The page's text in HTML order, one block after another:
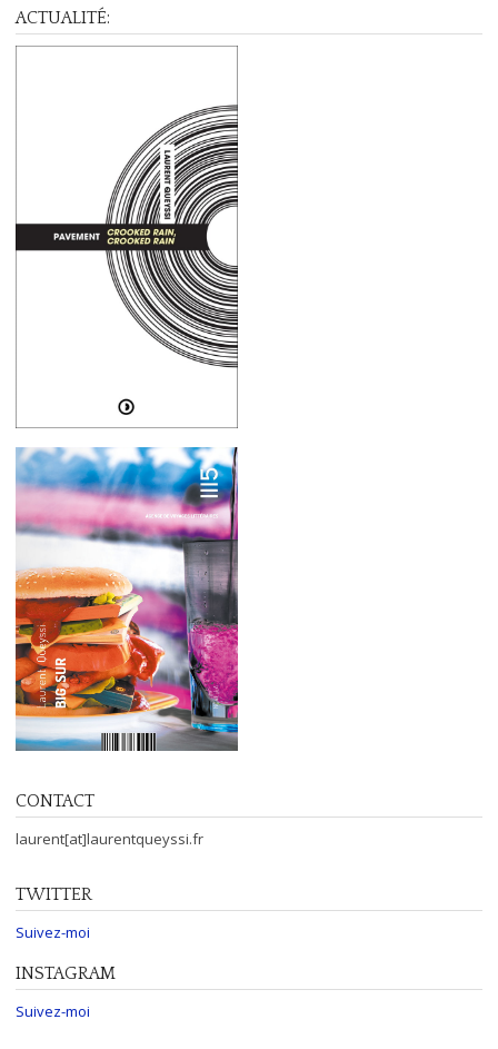
ACTUALITÉ:
CONTACT
laurent[at]laurentqueyssi.fr
TWITTER
Suivez-moi
INSTAGRAM
Suivez-moi